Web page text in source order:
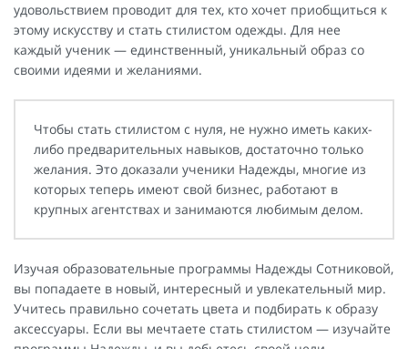
удовольствием проводит для тех, кто хочет приобщиться к
этому искусству и стать стилистом одежды. Для нее
каждый ученик — единственный, уникальный образ со
своими идеями и желаниями.
Чтобы стать стилистом с нуля, не нужно иметь каких-
либо предварительных навыков, достаточно только
желания. Это доказали ученики Надежды, многие из
которых теперь имеют свой бизнес, работают в
крупных агентствах и занимаются любимым делом.
Изучая образовательные программы Надежды Сотниковой,
вы попадаете в новый, интересный и увлекательный мир.
Учитесь правильно сочетать цвета и подбирать к образу
аксессуары. Если вы мечтаете стать стилистом — изучайте